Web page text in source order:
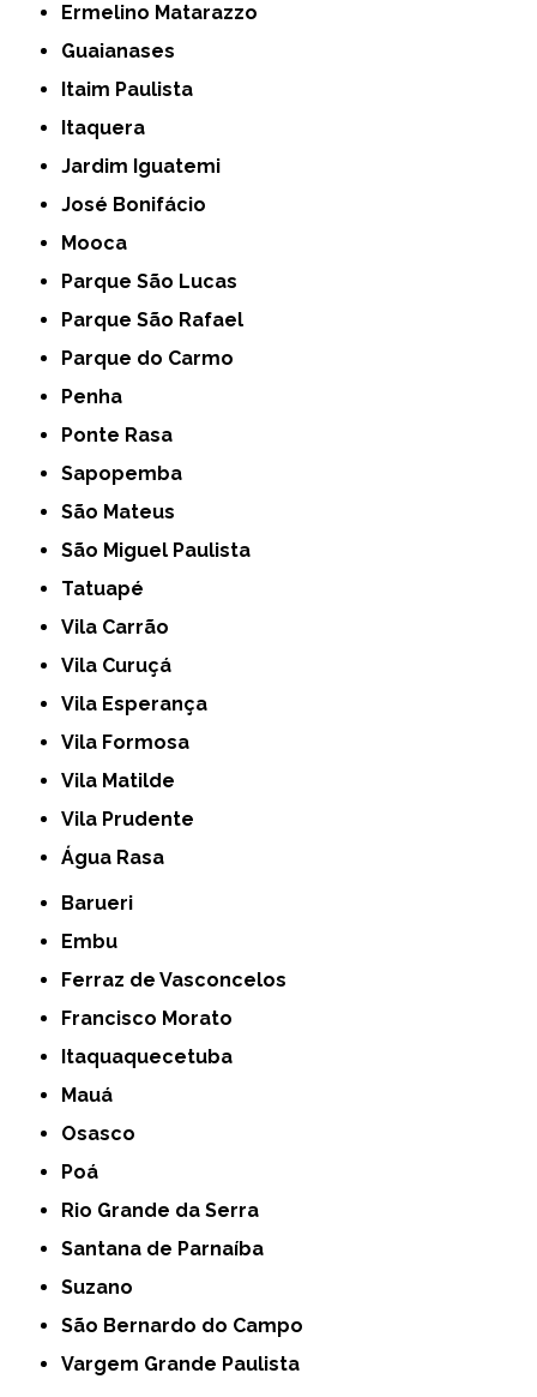
Ermelino Matarazzo
Guaianases
Itaim Paulista
Itaquera
Jardim Iguatemi
José Bonifácio
Mooca
Parque São Lucas
Parque São Rafael
Parque do Carmo
Penha
Ponte Rasa
Sapopemba
São Mateus
São Miguel Paulista
Tatuapé
Vila Carrão
Vila Curuçá
Vila Esperança
Vila Formosa
Vila Matilde
Vila Prudente
Água Rasa
Barueri
Embu
Ferraz de Vasconcelos
Francisco Morato
Itaquaquecetuba
Mauá
Osasco
Poá
Rio Grande da Serra
Santana de Parnaíba
Suzano
São Bernardo do Campo
Vargem Grande Paulista